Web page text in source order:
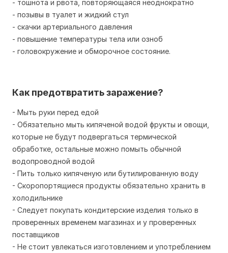
- тошнота и рвота, повторяющаяся неоднократно
- позывы в туалет и жидкий стул
- скачки артериального давления
- повышение температуры тела или озноб
- головокружение и обморочное состояние.
Как предотвратить заражение?
- Мыть руки перед едой
- Обязательно мыть кипяченой водой фрукты и овощи,
которые не будут подвергаться термической
обработке, остальные можно помыть обычной
водопроводной водой
- Пить только кипяченую или бутилированную воду
- Скоропортящиеся продукты обязательно хранить в
холодильнике
- Следует покупать кондитерские изделия только в
проверенных временем магазинах и у проверенных
поставщиков
- Не стоит увлекаться изготовлением и употреблением